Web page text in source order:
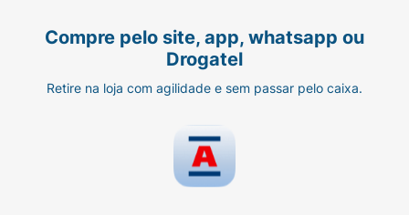
Compre pelo site, app, whatsapp ou
Drogatel
Retire na loja com agilidade e sem passar pelo caixa.